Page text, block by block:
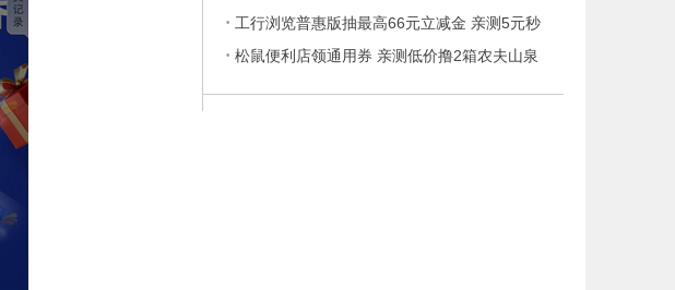
· 工行浏览普惠版抽最高66元立减金 亲测5元秒
· 松鼠便利店领通用券 亲测低价撸2箱农夫山泉